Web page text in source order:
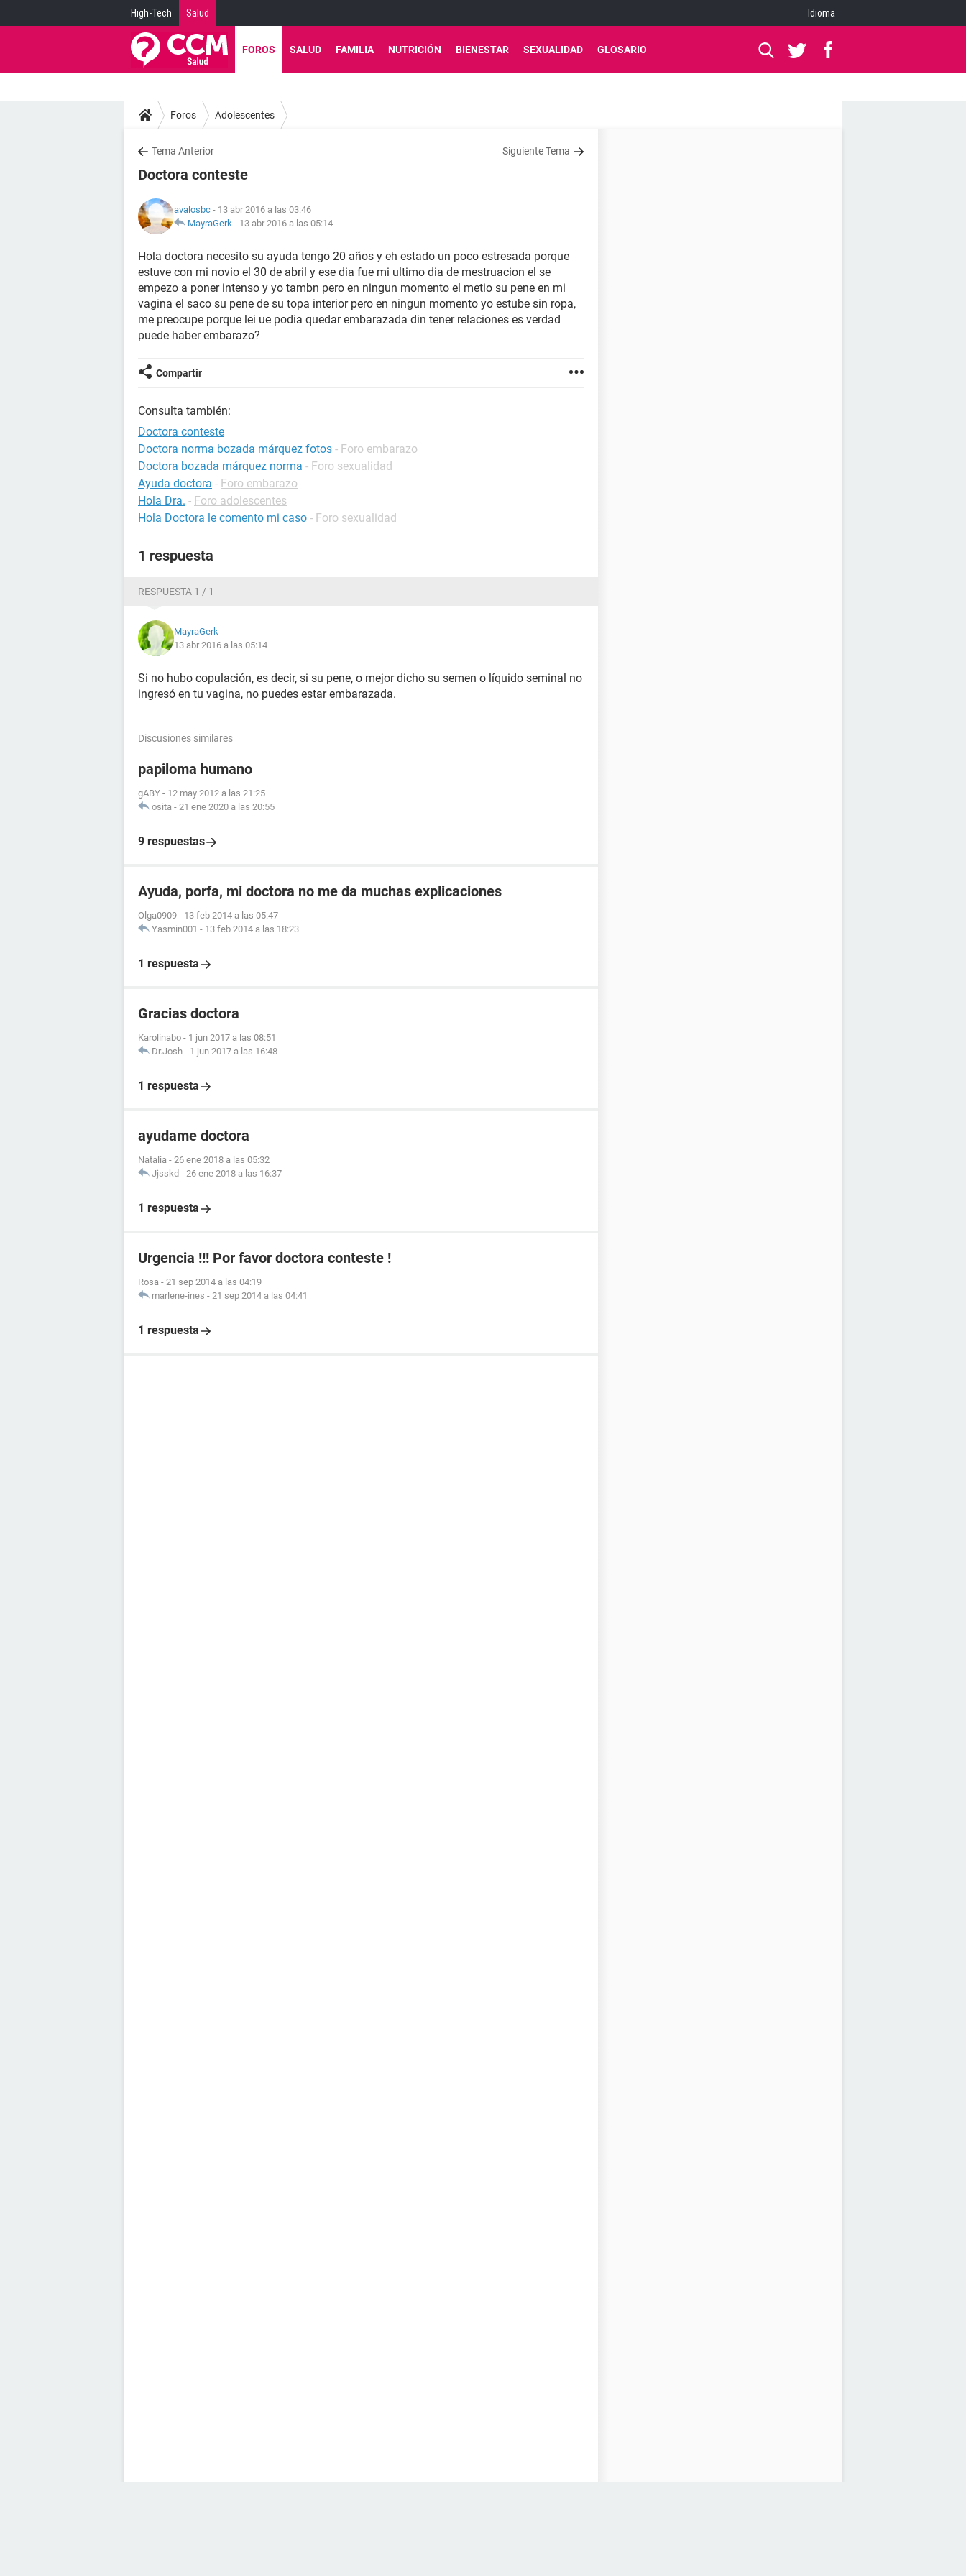
High-Tech Salud Idioma
FOROS SALUD FAMILIA NUTRICIÓN BIENESTAR SEXUALIDAD GLOSARIO
Foros Adolescentes
Tema Anterior Siguiente Tema
Doctora conteste
avalosbc - 13 abr 2016 a las 03:46
MayraGerk - 13 abr 2016 a las 05:14
Hola doctora necesito su ayuda tengo 20 años y eh estado un poco estresada porque
estuve con mi novio el 30 de abril y ese dia fue mi ultimo dia de mestruacion el se
empezo a poner intenso y yo tambn pero en ningun momento el metio su pene en mi
vagina el saco su pene de su topa interior pero en ningun momento yo estube sin ropa,
me preocupe porque lei ue podia quedar embarazada din tener relaciones es verdad
puede haber embarazo?
Compartir
Consulta también:
Doctora conteste
Doctora norma bozada márquez fotos - Foro embarazo
Doctora bozada márquez norma - Foro sexualidad
Ayuda doctora - Foro embarazo
Hola Dra. - Foro adolescentes
Hola Doctora le comento mi caso - Foro sexualidad
1 respuesta
RESPUESTA 1 / 1
MayraGerk
13 abr 2016 a las 05:14
Si no hubo copulación, es decir, si su pene, o mejor dicho su semen o líquido seminal no
ingresó en tu vagina, no puedes estar embarazada.
Discusiones similares
papiloma humano
gABY - 12 may 2012 a las 21:25
osita - 21 ene 2020 a las 20:55
9 respuestas
Ayuda, porfa, mi doctora no me da muchas explicaciones
Olga0909 - 13 feb 2014 a las 05:47
Yasmin001 - 13 feb 2014 a las 18:23
1 respuesta
Gracias doctora
Karolinabo - 1 jun 2017 a las 08:51
Dr.Josh - 1 jun 2017 a las 16:48
1 respuesta
ayudame doctora
Natalia - 26 ene 2018 a las 05:32
Jjsskd - 26 ene 2018 a las 16:37
1 respuesta
Urgencia !!! Por favor doctora conteste !
Rosa - 21 sep 2014 a las 04:19
marlene-ines - 21 sep 2014 a las 04:41
1 respuesta